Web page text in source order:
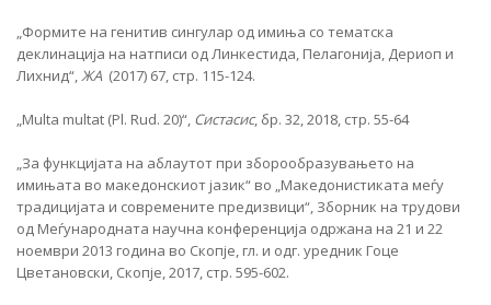
„Формите на генитив сингулар од имиња со тематска
деклинација на натписи од Линкестида, Пелагонија, Дериоп и
Лихнид“,ЖА (2017) 67, стр. 115-124.
„Multa multat (Pl. Rud. 20)“, Систасис, бр. 32, 2018, стр. 55-64
„За функцијата на аблаутот при зборообразувањето на
имињата во македонскиот јазик“ во „Македонистиката меѓу
традицијата и современите предизвици“, Зборник на трудови
од Меѓународната научна конференција одржана на 21 и 22
ноември 2013 година во Скопје, гл. и одг. уредник Гоце
Цветановски, Скопје, 2017, стр. 595-602.